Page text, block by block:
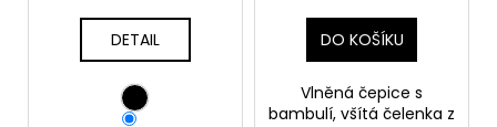
DETAIL DO KOŠÍKU
Vlněná čepice s
bambulí, všítá čelenka z